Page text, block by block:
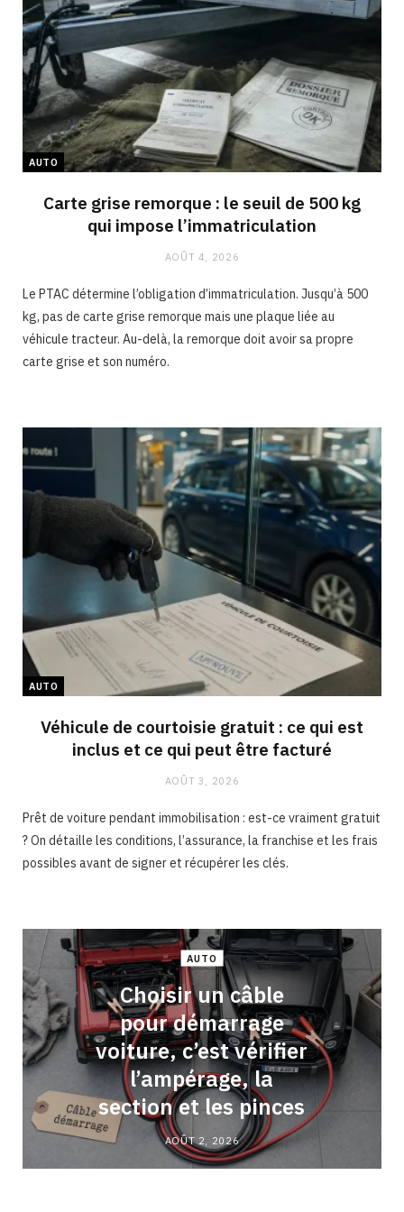
AUTO
Carte grise remorque : le seuil de 500 kg
qui impose l’immatriculation
AOÛT 4, 2026
Le PTAC détermine l’obligation d’immatriculation. Jusqu’à 500
kg, pas de carte grise remorque mais une plaque liée au
véhicule tracteur. Au-delà, la remorque doit avoir sa propre
carte grise et son numéro.
AUTO
Véhicule de courtoisie gratuit : ce qui est
inclus et ce qui peut être facturé
AOÛT 3, 2026
Prêt de voiture pendant immobilisation : est-ce vraiment gratuit
? On détaille les conditions, l’assurance, la franchise et les frais
possibles avant de signer et récupérer les clés.
AUTO
Choisir un câble
pour démarrage
voiture, c’est vérifier
l’ampérage, la
section et les pinces
AOÛT 2, 2026